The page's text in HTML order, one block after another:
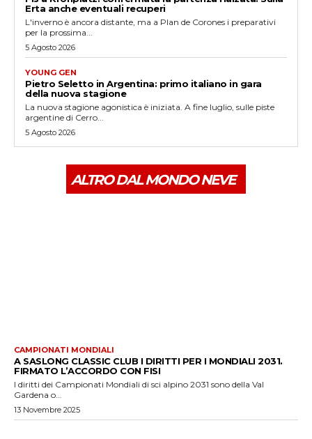
Erta anche eventuali recuperi
L'inverno è ancora distante, ma a Plan de Corones i preparativi
per la prossima...
5 Agosto 2026
YOUNG GEN
Pietro Seletto in Argentina: primo italiano in gara
della nuova stagione
La nuova stagione agonistica è iniziata. A fine luglio, sulle piste
argentine di Cerro...
5 Agosto 2026
ALTRO DAL MONDO NEVE
CAMPIONATI MONDIALI
A SASLONG CLASSIC CLUB I DIRITTI PER I MONDIALI 2031.
FIRMATO L’ACCORDO CON FISI
I diritti dei Campionati Mondiali di sci alpino 2031 sono della Val
Gardena o...
13 Novembre 2025